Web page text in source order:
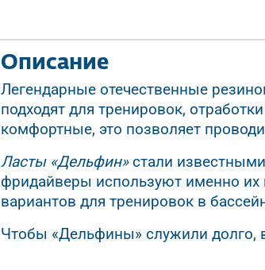
Описание
Легендарные отечественные
подходят для тренировок,
комфортные, это позволяет
Ласты «Дельфин»стали
фридайверы используют именно их
вариантов для тренировок в
Чтобы «Дельфины» служили долго,